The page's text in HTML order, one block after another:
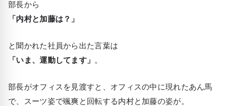
部長から
「内村と加藤は？」
と聞かれた社員から出た言葉は
「いま、運動してます」
部長がオフィスを見渡すと、オフィスの中に現れたあん馬
で、スーツ姿で颯爽と回転する内村と加藤の姿が。